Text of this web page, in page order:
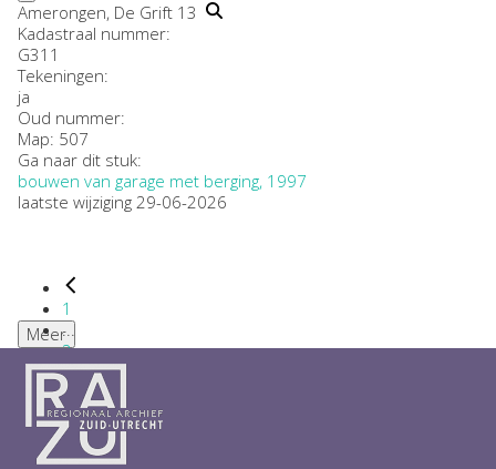
Amerongen, De Grift 13
Kadastraal nummer:
G311
Tekeningen:
ja
Oud nummer:
Map: 507
Ga naar dit stuk:
bouwen van garage met berging, 1997
laatste wijziging 29-06-2026
1
...
2
3
4
5
6
...
Meer